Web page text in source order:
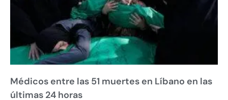
Médicos entre las 51 muertes en Líbano en las
últimas 24 horas